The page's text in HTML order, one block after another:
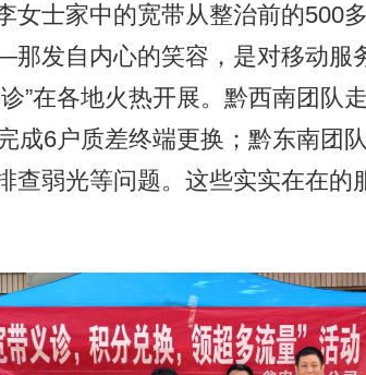
女士家中的宽带从整治前的500
发自内心的笑容，是对移动服
”在各地火热开展。黔西南团队
成6户质差终端更换；黔东南团
查弱光等问题。这些实实在在的